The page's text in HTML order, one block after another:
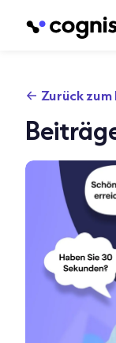
Zurück zum